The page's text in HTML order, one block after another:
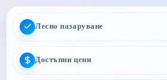
Лесно пазаруване
Достъпни цени